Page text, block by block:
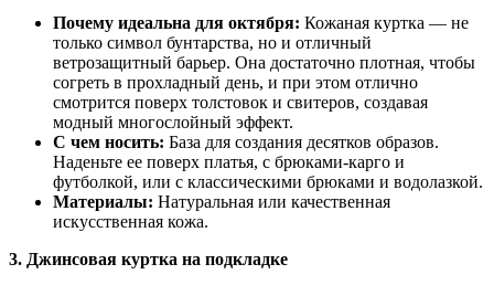
Почему идеальна для октября: Кожаная куртка — не
только символ бунтарства, но и отличный
ветрозащитный барьер. Она достаточно плотная, чтобы
согреть в прохладный день, и при этом отлично
смотрится поверх толстовок и свитеров, создавая
модный многослойный эффект.
С чем носить: База для создания десятков образов.
Наденьте ее поверх платья, с брюками-карго и
футболкой, или с классическими брюками и водолазкой.
Материалы: Натуральная или качественная
искусственная кожа.
3. Джинсовая куртка на подкладке